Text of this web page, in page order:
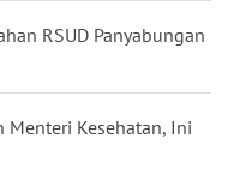
RSUD Panyabungan
Kesehatan, Ini